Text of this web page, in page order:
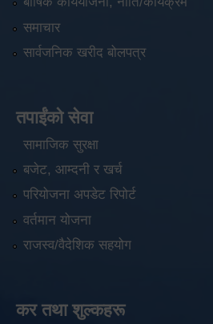
समाचार
सार्वजनिक खरीद बोलपत्र
तपाईंको सेवा
सामाजिक सुरक्षा
बजेट, आम्दनी र खर्च
परियोजना अपडेट रिपोर्ट
वर्तमान योजना
राजस्व/वैदेशिक सहयोग
कर तथा शुल्कहरू